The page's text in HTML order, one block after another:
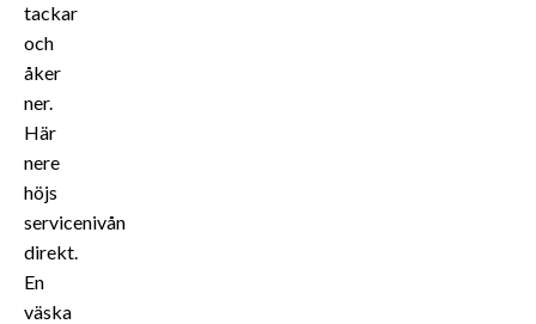
tackar
och
åker
ner.
Här
nere
höjs
servicenivån
direkt.
En
väska